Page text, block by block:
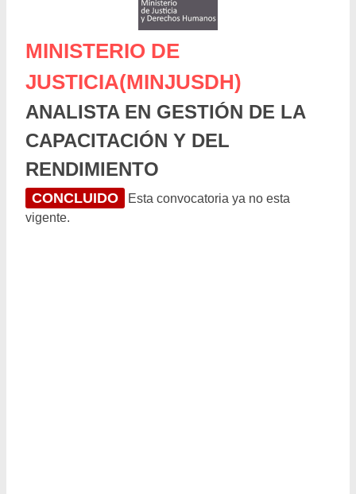
MINISTERIO DE
JUSTICIA(MINJUSDH)
ANALISTA EN GESTIÓN DE LA
CAPACITACIÓN Y DEL
RENDIMIENTO
CONCLUIDO
Esta convocatoria ya no esta
vigente.